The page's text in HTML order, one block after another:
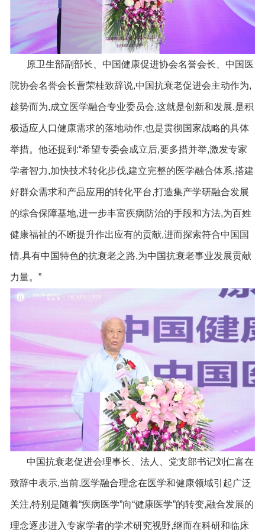
原卫生部副部长、中国健康促进协会名誉会长、中国医
院协会名誉会长曹荣桂致辞说,中国抗衰老促进会主动作为,
趁势而为,成立医学融合专业委员会,这就是创新和发展,是积
极适应人口健康需求的落地动作,也是贯彻国家战略的具体
举措。他还提到:“希望专委会成立后,要多措并举,激发专家
学者智力,加快技术转化步伐,建立完整的医学融合体系,搭建
好群众需求和产品应用的转化平台,打造集产学研融合发展
的综合保障基地,进一步丰富疾病防治的手段和方法,为百姓
健康福祉的不断提升作出应有的贡献,进而探索符合中国国
情,具有中国特色的抗衰老之路,为中国抗衰老事业发展贡献
力量。”
中国抗衰老促进会理事长、法人、党支部书记刘仁富在
致辞中表示,当前,医学融合理念在医学和健康领域引起广泛
关注,特别是随着“疾病医学”向“健康医学”的转变,融合发展的
理念逐步进入专家学者的学术研究视野,继而在科研和临床